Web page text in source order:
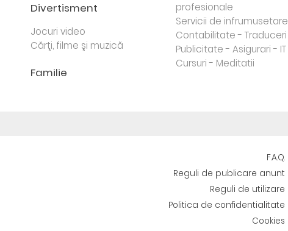
Divertisment
Jocuri video
Cărţi, filme şi muzică
Familie
profesionale
Servicii de infrumusetare
Contabilitate - Traduceri
Publicitate - Asigurari - IT
Cursuri - Meditatii
F.A.Q.
Reguli de publicare anunt
Reguli de utilizare
Politica de confidentialitate
Cookies